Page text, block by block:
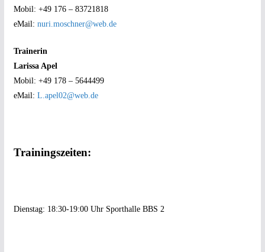
Mobil: +49 176 – 83721818
eMail: nuri.moschner@web.de
Trainerin
Larissa Apel
Mobil: +49 178 – 5644499
eMail: L.apel02@web.de
Trainingszeiten:
Dienstag: 18:30-19:00 Uhr Sporthalle BBS 2